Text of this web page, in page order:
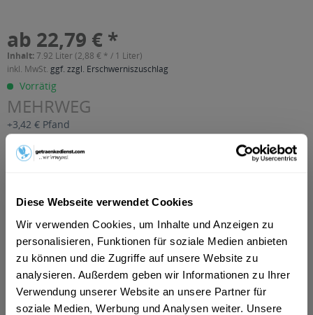
Diese Webseite verwendet Cookies
Wir verwenden Cookies, um Inhalte und Anzeigen zu
personalisieren, Funktionen für soziale Medien anbieten
zu können und die Zugriffe auf unsere Website zu
analysieren. Außerdem geben wir Informationen zu Ihrer
Verwendung unserer Website an unsere Partner für
soziale Medien, Werbung und Analysen weiter. Unsere
ab 22,79 € *
Inhalt:7.92 Liter (2,88 € * / 1 Liter)
inkl. MwSt. ggf. zzgl. Erschwerniszuschlag
Vorrätig
MEHRWEG
+3,42 € Pfand
In den
Artikel-Nr.:
29217
Beschreibung
mehr
"Leibinger Alkoholfrei 24 x 0,33l"